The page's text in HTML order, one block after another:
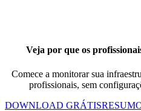
Veja por que os
Comece a monitorar sua
profissionais, sem
DOWNLOAD GRÁTIS